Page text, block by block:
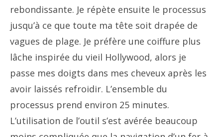
rebondissante. Je répète ensuite le processus
jusqu’à ce que toute ma tête soit drapée de
vagues de plage. Je préfère une coiffure plus
lâche inspirée du vieil Hollywood, alors je
passe mes doigts dans mes cheveux après les
avoir laissés refroidir. L’ensemble du
processus prend environ 25 minutes.
L’utilisation de l’outil s’est avérée beaucoup